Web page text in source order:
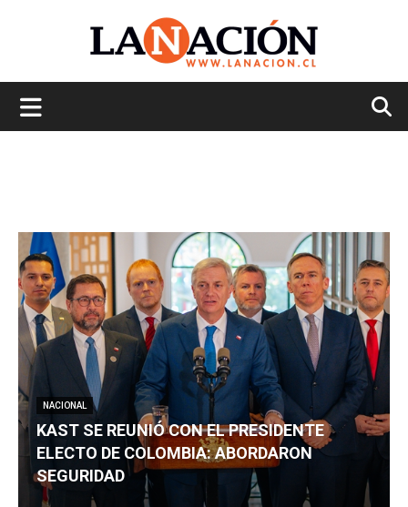
NACIONAL
KAST SE REUNIÓ CON EL PRESIDENTE
ELECTO DE COLOMBIA: ABORDARON
SEGURIDAD